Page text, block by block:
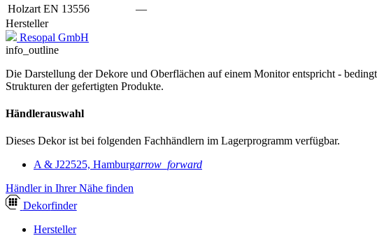
Holzart EN 13556
—
Hersteller
Resopal GmbH
info_outline
Die Darstellung der Dekore und Oberflächen auf einem Monitor entspricht -
Strukturen der gefertigten Produkte.
Händlerauswahl
Dieses Dekor ist bei folgenden Fachhändlern im Lagerprogramm verfügbar.
A & J22525, Hamburgarrow_forward
Händler in Ihrer Nähe finden
Dekorfinder
Hersteller